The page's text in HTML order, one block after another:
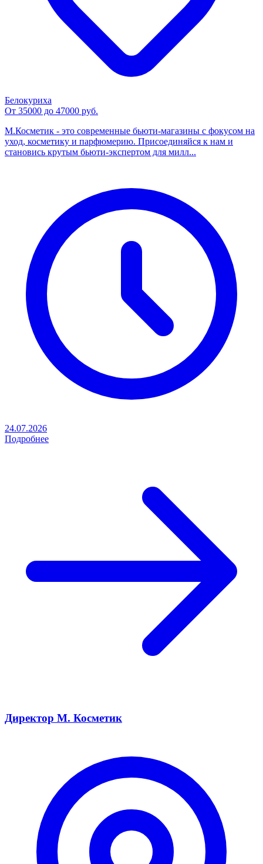
Белокуриха
От 35000 до 47000 руб.
М.Косметик - это современные бьюти-магазины с фокусом на
уход, косметику и парфюмерию. Присоединяйся к нам и
становись крутым бьюти-экспертом для милл...
24.07.2026
Подробнее
Директор М. Косметик